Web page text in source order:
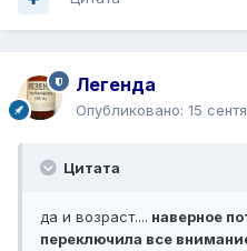
Легенда
Опубликовано: 15
Цитата
да и возраст.... наверное
переключила все